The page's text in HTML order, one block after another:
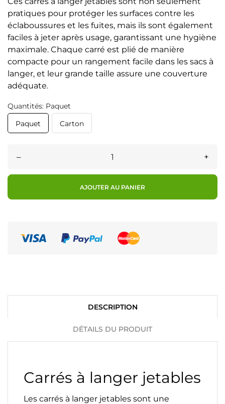
pratiques pour protéger les surfaces contre les
éclaboussures et les fuites, mais ils sont également
faciles à jeter après usage, garantissant une hygiène
maximale. Chaque carré est plié de manière
compacte pour un rangement facile dans les sacs à
langer, et leur grande taille assure une couverture
adéquate.
Quantités: Paquet
Paquet
Carton
– +
AJOUTER AU PANIER
DESCRIPTION
DÉTAILS DU PRODUIT
Carrés à langer jetables
Les carrés à langer jetables sont une